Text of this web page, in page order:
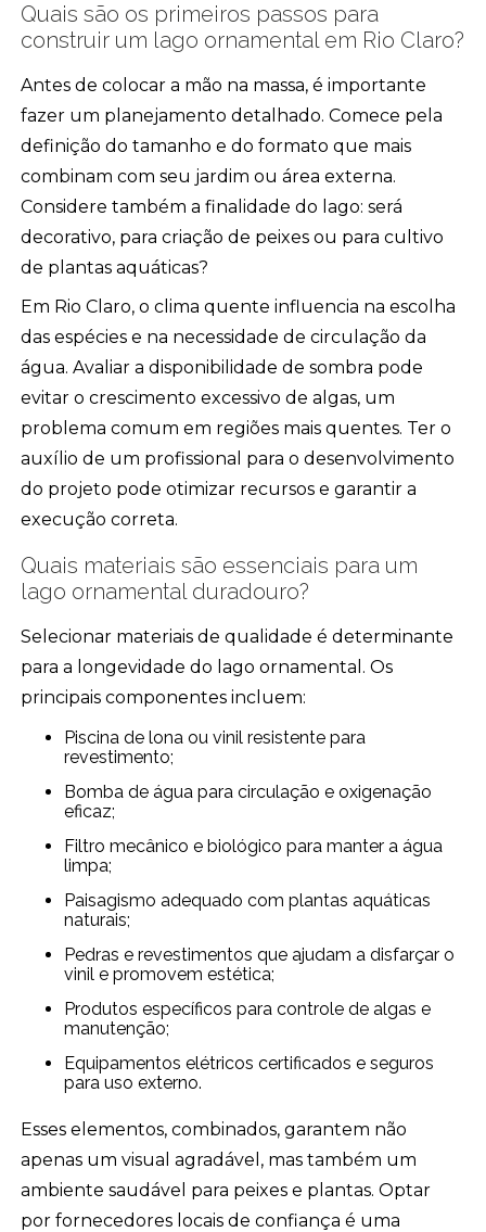
Quais são os primeiros passos para
construir um lago ornamental em Rio Claro?
Antes de colocar a mão na massa, é importante
fazer um planejamento detalhado. Comece pela
definição do tamanho e do formato que mais
combinam com seu jardim ou área externa.
Considere também a finalidade do lago: será
decorativo, para criação de peixes ou para cultivo
de plantas aquáticas?
Em Rio Claro, o clima quente influencia na escolha
das espécies e na necessidade de circulação da
água. Avaliar a disponibilidade de sombra pode
evitar o crescimento excessivo de algas, um
problema comum em regiões mais quentes. Ter o
auxílio de um profissional para o desenvolvimento
do projeto pode otimizar recursos e garantir a
execução correta.
Quais materiais são essenciais para um
lago ornamental duradouro?
Selecionar materiais de qualidade é determinante
para a longevidade do lago ornamental. Os
principais componentes incluem:
Piscina de lona ou vinil resistente para
revestimento;
Bomba de água para circulação e oxigenação
eficaz;
Filtro mecânico e biológico para manter a água
limpa;
Paisagismo adequado com plantas aquáticas
naturais;
Pedras e revestimentos que ajudam a disfarçar o
vinil e promovem estética;
Produtos específicos para controle de algas e
manutenção;
Equipamentos elétricos certificados e seguros
para uso externo.
Esses elementos, combinados, garantem não
apenas um visual agradável, mas também um
ambiente saudável para peixes e plantas. Optar
por fornecedores locais de confiança é uma